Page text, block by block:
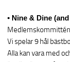
• Nine & Dine
Vi spelar 9 hål
Alla kan vara med